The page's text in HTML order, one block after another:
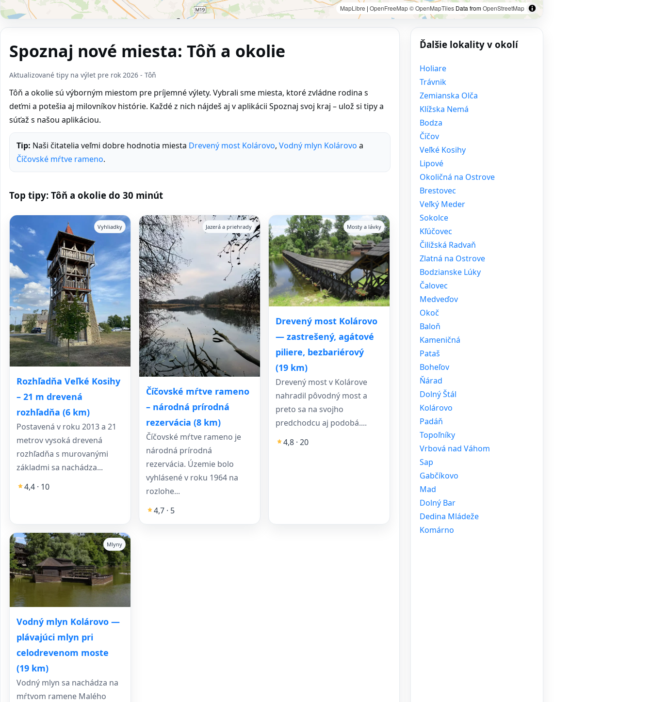
MapLibre | OpenFreeMap© OpenMapTiles Data fromOpenStreetMap
Spoznaj nové miesta: Tôň a okolie
Aktualizované tipy na výlet pre rok 2026 - Tôň
Tôň a okolie sú výborným miestom pre príjemné výlety. Vybrali sme miesta, ktoré zvládne rodina s
deťmi a potešia aj milovníkov histórie. Každé z nich nájdeš aj v aplikácii Spoznaj svoj kraj – ulož si tipy a
súťaž s našou aplikáciou.
Tip: Naši čitatelia veľmi dobre hodnotia miesta Drevený most Kolárovo, Vodný mlyn Kolárovo a
Číčovské mŕtve rameno.
Top tipy: Tôň a okolie do 30 minút
Rozhľadňa Veľké Kosihy
– 21 m drevená
rozhľadňa (6 km)
Vyhliadky
Postavená v roku 2013 a 21
metrov vysoká drevená
rozhľadňa s murovanými
základmi sa nachádza...
4,4 · 10
Číčovské mŕtve rameno
– národná prírodná
rezervácia (8 km)
Jazerá a priehrady
Číčovské mŕtve rameno je
národná prírodná
rezervácia. Územie bolo
vyhlásené v roku 1964 na
rozlohe...
4,7 · 5
Drevený most Kolárovo
— zastrešený, agátové
piliere, bezbariérový
(19 km)
Mosty a lávky
Drevený most v Kolárove
nahradil pôvodný most a
preto sa na svojho
predchodcu aj podobá....
4,8 · 20
Vodný mlyn Kolárovo —
plávajúci mlyn pri
celodrevenom moste
(19 km)
Mlyny
Vodný mlyn sa nachádza na
mŕtvom ramene Malého
Ďalšie lokality v okolí
Holiare
Trávnik
Zemianska Olča
Klížska Nemá
Bodza
Číčov
Veľké Kosihy
Lipové
Okoličná na Ostrove
Brestovec
Veľký Meder
Sokolce
Kľúčovec
Čiližská Radvaň
Zlatná na Ostrove
Bodzianske Lúky
Čalovec
Medveďov
Okoč
Baloň
Kameničná
Pataš
Boheľov
Ňárad
Dolný Štál
Kolárovo
Padáň
Topoľníky
Vrbová nad Váhom
Sap
Gabčíkovo
Mad
Dolný Bar
Dedina Mládeže
Komárno